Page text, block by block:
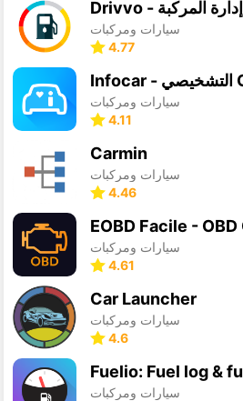
Drivvo - إدارة المركبة
سيارات ومركبات
4.77
سيارات ومركبات
4.11
Carmin
سيارات ومركبات
4.46
سيارات ومركبات
4.61
Car Launcher
سيارات ومركبات
4.6
سيارات ومركبات